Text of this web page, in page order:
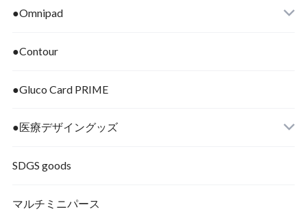
●Omnipad
●Contour
●Gluco Card PRIME
●医療デザイングッズ
SDGS goods
マルチミニパース